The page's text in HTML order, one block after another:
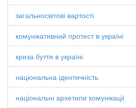
загальносвітові вартості
комунікативний протест в україні
криза буття в україні
національна ідентичність
національні архетипи комунікації